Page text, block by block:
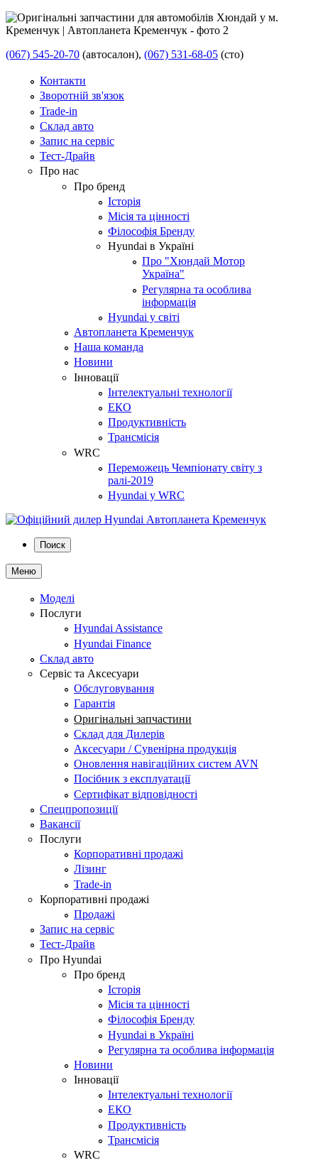
(067) 545-20-70 (автосалон), (067) 531-68-05 (сто)
Контакти
Зворотній зв'язок
Trade-in
Склад авто
Запис на сервіс
Тест-Драйв
Про нас
Про бренд
Історія
Місія та цінності
Філософія Бренду
Hyundai в Україні
Про "Хюндай Мотор
Україна"
Регулярна та особлива
інформація
Hyundai у світі
Автопланета Кременчук
Наша команда
Новини
Інновації
Інтелектуальні технології
ЕКО
Продуктивність
Трансмісія
WRC
Переможець Чемпіонату світу з
ралі-2019
Hyundai у WRC
Поиск
Меню
Моделі
Послуги
Hyundai Assistance
Hyundai Finance
Склад авто
Сервіс та Аксесуари
Обслуговування
Гарантія
Оригінальні запчастини
Склад для Дилерів
Аксесуари / Сувенірна продукція
Оновлення навігаційних систем AVN
Посібник з експлуатації
Сертифікат відповідності
Спецпропозиції
Вакансії
Послуги
Корпоративні продажі
Лізинг
Trade-in
Корпоративні продажі
Продажі
Запис на сервіс
Тест-Драйв
Про Hyundai
Про бренд
Історія
Місія та цінності
Філософія Бренду
Hyundai в Україні
Регулярна та особлива інформація
Новини
Інновації
Інтелектуальні технології
ЕКО
Продуктивність
Трансмісія
WRC